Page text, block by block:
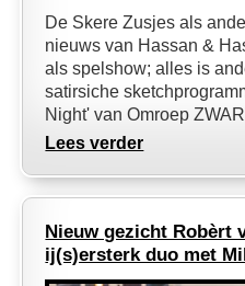
De Skere Zusjes als
nieuws van Hassan &
als spelshow; alles is
satirsiche
Night' van Omroep
Lees verder
Nieuw gezicht Robèrt
ij(s)ersterk duo met